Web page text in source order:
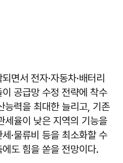
면서 전자·자동차·배터리
공급망 수정 전략에 착수
능력을 최대한 늘리고, 기존
세율이 낮은 지역의 기능을
·물류비 등을 최소화할 수
도 힘을 쏟을 전망이다.